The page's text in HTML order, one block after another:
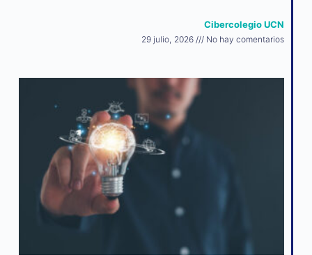
Cibercolegio UCN
29 julio, 2026 No hay comentarios